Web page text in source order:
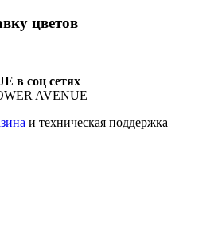
цветов
в соц сетях
AVENUE
и техническая поддержка —